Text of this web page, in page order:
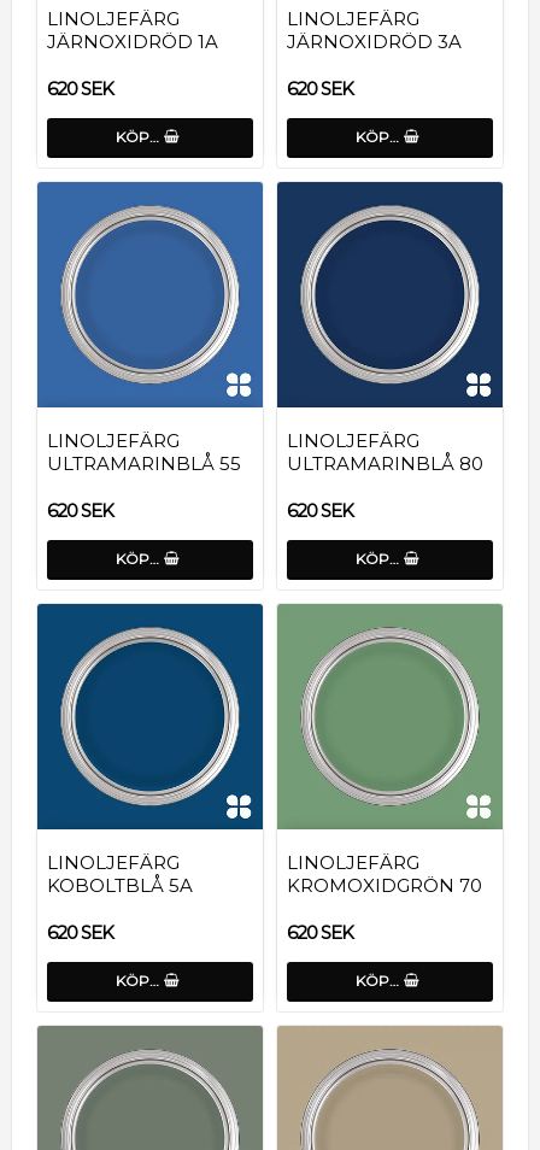
LINOLJEFÄRG
JÄRNOXIDRÖD 1A
620 SEK
KÖP…
LINOLJEFÄRG
JÄRNOXIDRÖD 3A
620 SEK
KÖP…
LINOLJEFÄRG
ULTRAMARINBLÅ 55
620 SEK
KÖP…
LINOLJEFÄRG
ULTRAMARINBLÅ 80
620 SEK
KÖP…
LINOLJEFÄRG
KOBOLTBLÅ 5A
620 SEK
KÖP…
LINOLJEFÄRG
KROMOXIDGRÖN 70
620 SEK
KÖP…